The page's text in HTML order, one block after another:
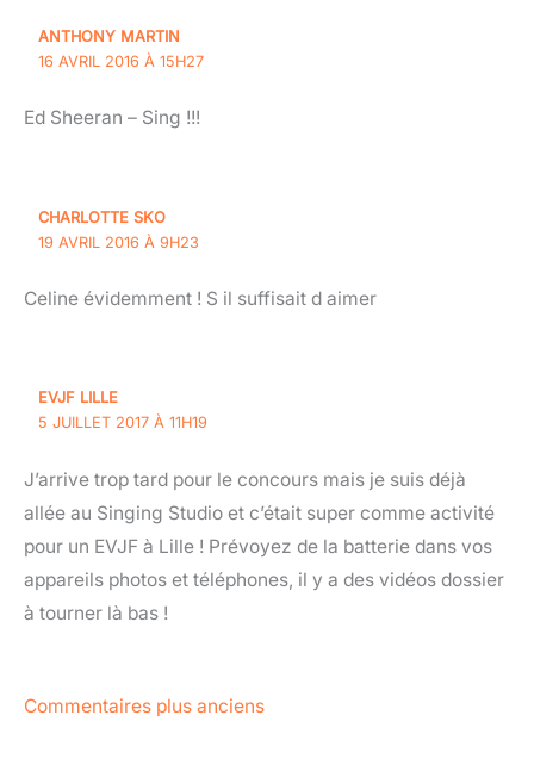
ANTHONY MARTIN
16 AVRIL 2016 À 15H27
Ed Sheeran – Sing !!!
CHARLOTTE SKO
19 AVRIL 2016 À 9H23
Celine évidemment ! S il suffisait d aimer
EVJF LILLE
5 JUILLET 2017 À 11H19
J’arrive trop tard pour le concours mais je suis déjà
allée au Singing Studio et c’était super comme activité
pour un EVJF à Lille ! Prévoyez de la batterie dans vos
appareils photos et téléphones, il y a des vidéos dossier
à tourner là bas !
Commentaires plus anciens